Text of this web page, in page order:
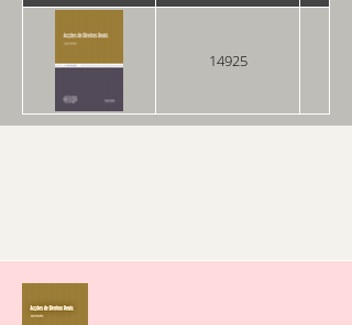
14925